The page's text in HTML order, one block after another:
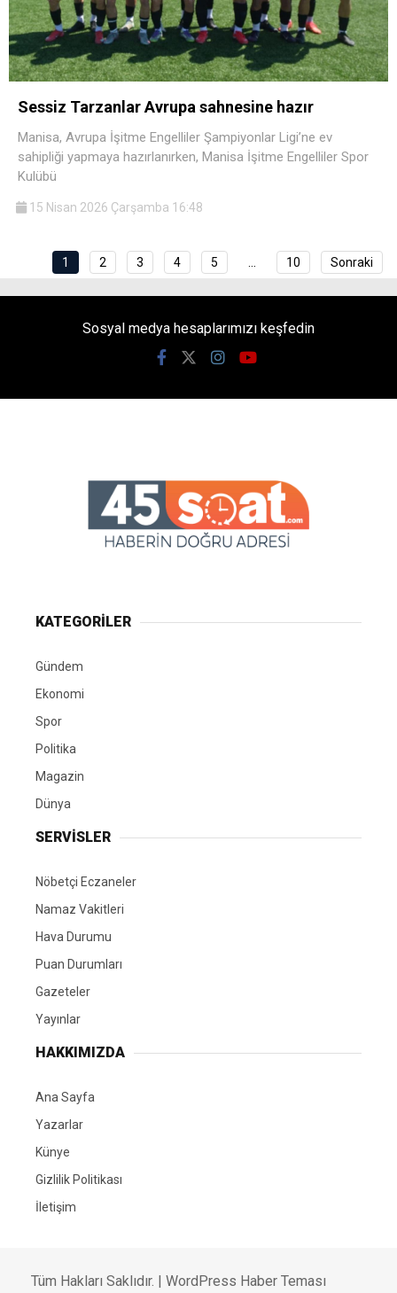
Sessiz Tarzanlar Avrupa sahnesine hazır
Manisa, Avrupa İşitme Engelliler Şampiyonlar Ligi’ne ev
sahipliği yapmaya hazırlanırken, Manisa İşitme Engelliler Spor
Kulübü
15 Nisan 2026 Çarşamba 16:48
1 2 3 4 5 … 10 Sonraki
Sosyal medya hesaplarımızı keşfedin
KATEGORİLER
Gündem
Ekonomi
Spor
Politika
Magazin
Dünya
SERVİSLER
Nöbetçi Eczaneler
Namaz Vakitleri
Hava Durumu
Puan Durumları
Gazeteler
Yayınlar
HAKKIMIZDA
Ana Sayfa
Yazarlar
Künye
Gizlilik Politikası
İletişim
Tüm Hakları Saklıdır. | WordPress Haber Teması